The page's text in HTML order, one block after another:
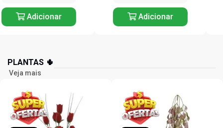
Adicionar Adicionar
PLANTAS 🌵
Veja mais
35% OFF